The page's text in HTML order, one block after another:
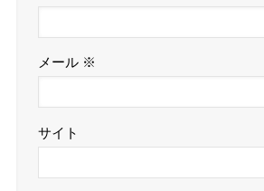
メール ※
サイト